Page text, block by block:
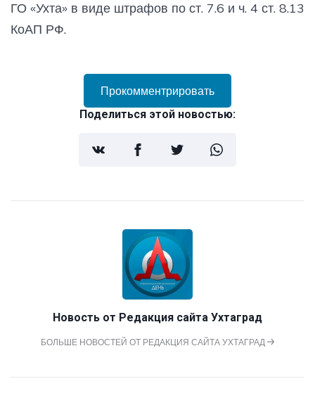
ГО «Ухта» в виде штрафов по ст. 7.6 и ч. 4 ст. 8.13
КоАП РФ.
Прокомментрировать
Поделиться этой новостью:
Новость от Редакция сайта Ухтаград
БОЛЬШЕ НОВОСТЕЙ ОТ РЕДАКЦИЯ САЙТА УХТАГРАД